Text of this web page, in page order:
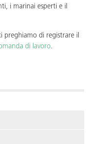
i marinai esperti e il
preghiamo di registrare il
di lavoro.